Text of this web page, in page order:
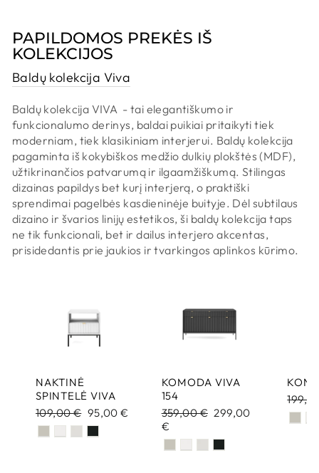
PAPILDOMOS PREKĖS IŠ
KOLEKCIJOS
Baldų kolekcija Viva
Baldų kolekcija VIVA - tai elegantiškumo ir
funkcionalumo derinys, baldai puikiai pritaikyti tiek
moderniam, tiek klasikiniam interjerui. Baldų kolekcija
pagaminta iš kokybiškos medžio dulkių plokštės (MDF),
užtikrinančios patvarumą ir ilgaamžiškumą. Stilingas
dizainas papildys bet kurį interjerą, o praktiški
sprendimai pagelbės kasdieninėje buityje. Dėl subtilaus
dizaino ir švarios linijų estetikos, ši baldų kolekcija taps
ne tik funkcionali, bet ir dailus interjero akcentas,
prisidedantis prie jaukios ir tvarkingos aplinkos kūrimo.
NAKTINĖ
SPINTELĖ VIVA
Translation
missing:
lt-
LT.kolproducts.general.regular_price
109,00 € Translation
missing:
lt-
LT.kolproducts.general.sale_price
95,00 €
KOMODA VIVA
154
Translation
missing:
lt-
359,00 € Translation
lt-
299,00
€
lt-